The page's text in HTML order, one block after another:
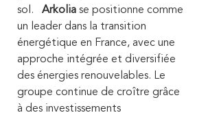
sol. Arkolia se positionne comme
un leader dans la transition
énergétique en France, avec une
approche intégrée et diversifiée
des énergies renouvelables. Le
groupe continue de croître grâce
à des investissements